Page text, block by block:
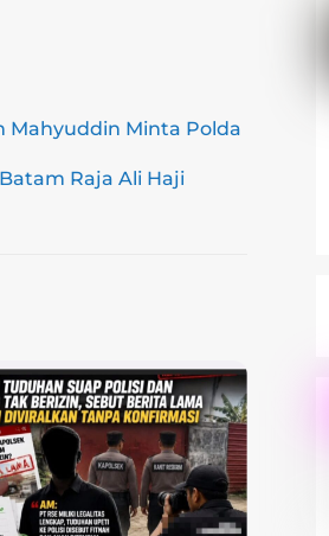
Mahyuddin Minta Polda
Raja Ali Haji